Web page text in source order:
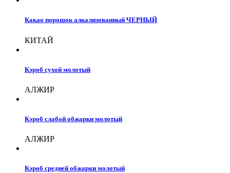
Какао порошок алкализованный ЧЕРНЫЙ
КИТАЙ
Кэроб сухой молотый
АЛЖИР
Кэроб слабой обжарки молотый
АЛЖИР
Кэроб средней обжарки молотый